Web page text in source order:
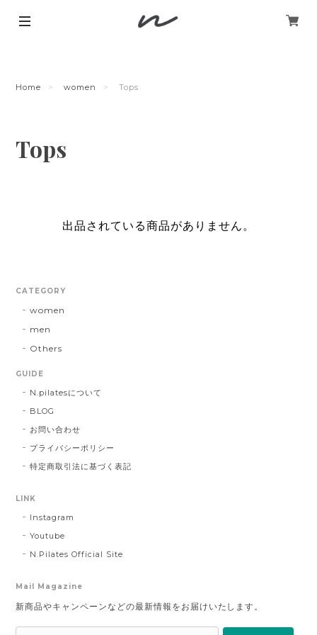
Home women Tops
Tops
出品されている商品がありません。
CATEGORY
women
men
Others
GUIDE
N.pilatesについて
BLOG
お問い合わせ
プライバシーポリシー
特定商取引法に基づく表記
LINK
Instagram
Youtube
N.Pilates Official Site
Mail Magazine
新商品やキャンペーンなどの最新情報をお届けいたします。